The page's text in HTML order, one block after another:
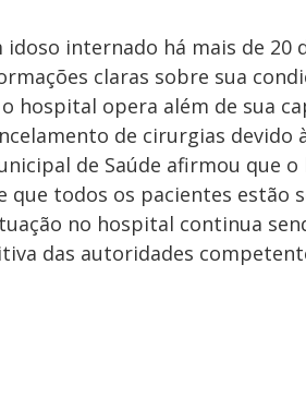
idoso internado há mais de 20
claras sobre sua
hospital opera além de sua
de cirurgias devido
de Saúde afirmou que
que todos os pacientes
no hospital continua
das autoridades